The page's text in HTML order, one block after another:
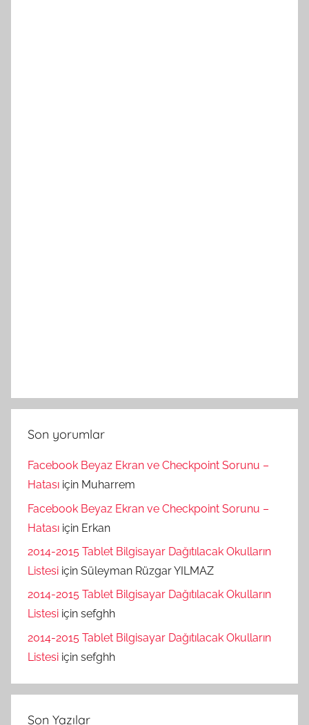
Son yorumlar
Facebook Beyaz Ekran ve Checkpoint Sorunu –
Hatası için Muharrem
Facebook Beyaz Ekran ve Checkpoint Sorunu –
Hatası için Erkan
2014-2015 Tablet Bilgisayar Dağıtılacak Okulların
Listesi için Süleyman Rüzgar YILMAZ
2014-2015 Tablet Bilgisayar Dağıtılacak Okulların
Listesi için sefghh
2014-2015 Tablet Bilgisayar Dağıtılacak Okulların
Listesi için sefghh
Son Yazılar